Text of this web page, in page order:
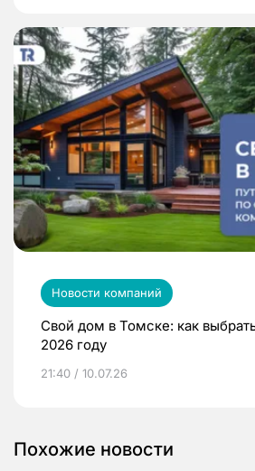
Новости компаний
Свой дом в Томске: как
2026 году
21:40 / 10.07.26
Похожие новости